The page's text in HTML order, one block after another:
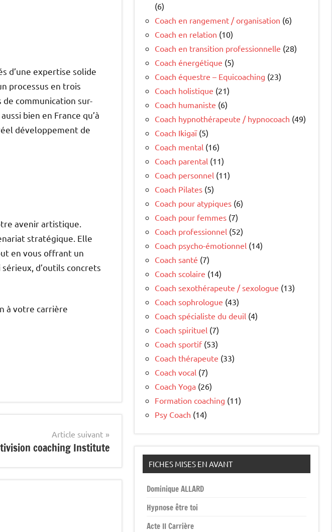
d’une expertise solide
processus en trois
de communication sur-
bien en France qu’à
développement de
avenir artistique.
stratégique. Elle
en vous offrant un
d’outils concrets
à votre carrière
Article suivant
coaching Institute
(6)
Coach en rangement / organisation (6)
Coach en relation (10)
Coach en transition professionnelle (28)
Coach énergétique (5)
Coach équestre – Equicoaching (23)
Coach holistique (21)
Coach humaniste (6)
Coach hypnothérapeute / hypnocoach (49)
Coach Ikigaï(5)
Coach mental (16)
Coach parental (11)
Coach personnel (11)
Coach Pilates (5)
Coach pour atypiques (6)
Coach pour femmes (7)
Coach professionnel (52)
Coach psycho-émotionnel (14)
Coach santé (7)
Coach scolaire (14)
Coach sexothérapeute / sexologue (13)
Coach sophrologue (43)
Coach spécialiste du deuil (4)
Coach spirituel (7)
Coach sportif(53)
Coach thérapeute (33)
Coach vocal (7)
Coach Yoga (26)
Formation coaching (11)
Psy Coach (14)
FICHES MISES EN AVANT
Dominique ALLARD
Hypnose être toi
Acte II Carrière